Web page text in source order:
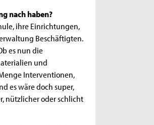
nach haben?
ihre Einrichtungen,
Beschäftigten.
es nun die
und
Interventionen,
es wäre doch super,
nützlicher oder schlicht